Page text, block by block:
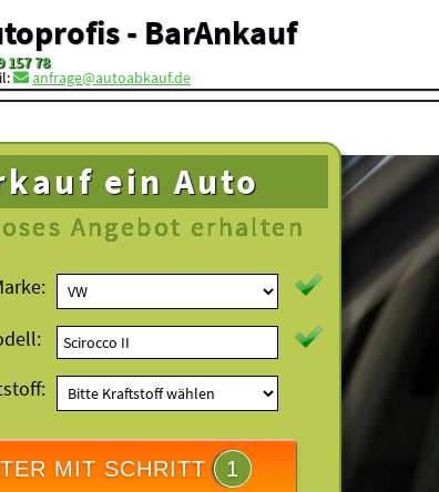
- BarAnkauf
157 78
anfrage@autoabkauf.de
ein Auto
Angebot erhalten
MIT SCHRITT 1